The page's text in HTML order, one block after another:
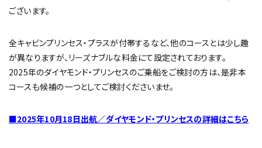
ございます。
全キャビンプリンセス・プラスが付帯するなど、他のコースとは少し趣
が異なりますが、リーズナブルな料金にて設定されております。
2025年のダイヤモンド・プリンセスのご乗船をご検討の方は、是非本
コースも候補の一つとしてご検討くださいませ。
■2025年10月18日出航／ダイヤモンド・プリンセスの詳細はこちら